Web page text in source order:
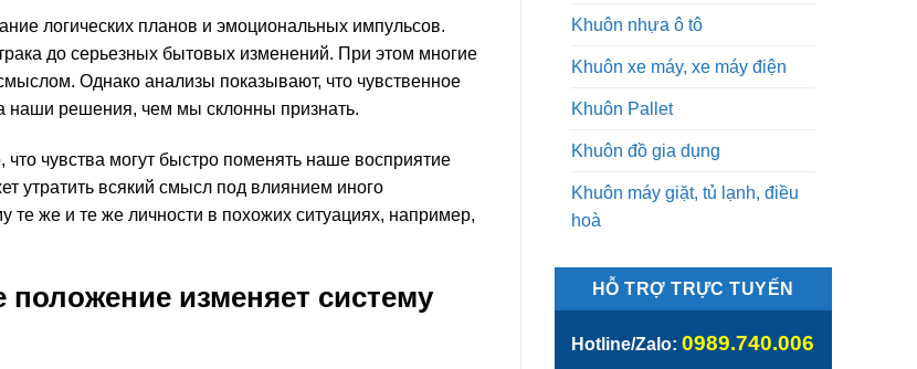
логических планов и эмоциональных импульсов.
до серьезных бытовых изменений. При этом многие
Однако анализы показывают, что чувственное
наши решения, чем мы склонны признать.
чувства могут быстро поменять наше восприятие
утратить всякий смысл под влиянием иного
те же и те же личности в похожих ситуациях, например,
изменяет систему
Khuôn nhựa ô tô
Khuôn xe máy, xe máy điện
Khuôn Pallet
Khuôn đồ gia dụng
Khuôn máy giặt, tủ lạnh, điều
hoà
HỖ TRỢ TRỰC TUYẾN
Hotline/Zalo: 0989.740.006